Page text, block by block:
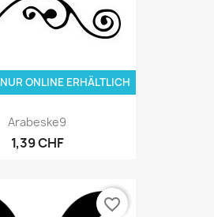
Arabeske9
1,39 CHF
NUR ONLINE ERHÄLTLICH
favorite_border